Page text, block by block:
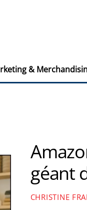
&
géant
CHRISTINE